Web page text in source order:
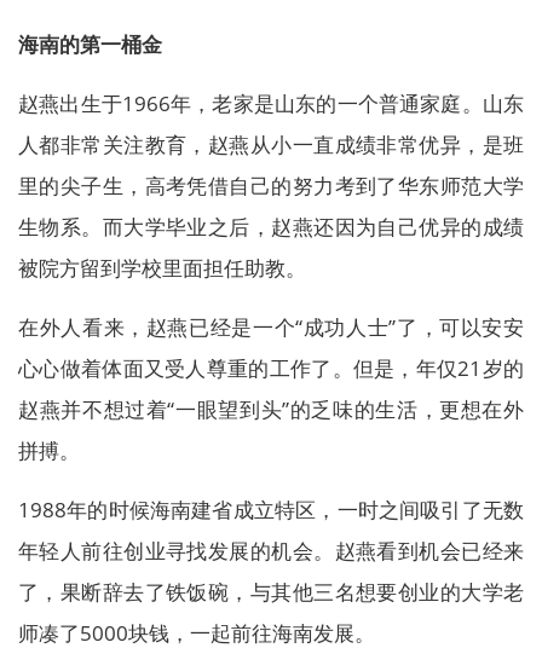
海南的第一桶金
赵燕出生于1966年，老家是山东的一个普通家庭。山东
人都非常关注教育，赵燕从小一直成绩非常优异，是班
里的尖子生，高考凭借自己的努力考到了华东师范大学
生物系。而大学毕业之后，赵燕还因为自己优异的成绩
被院方留到学校里面担任助教。
在外人看来，赵燕已经是一个“成功人士”了，可以安安
心心做着体面又受人尊重的工作了。但是，年仅21岁的
赵燕并不想过着“一眼望到头”的乏味的生活，更想在外
拼搏。
1988年的时候海南建省成立特区，一时之间吸引了无数
年轻人前往创业寻找发展的机会。赵燕看到机会已经来
了，果断辞去了铁饭碗，与其他三名想要创业的大学老
师凑了5000块钱，一起前往海南发展。